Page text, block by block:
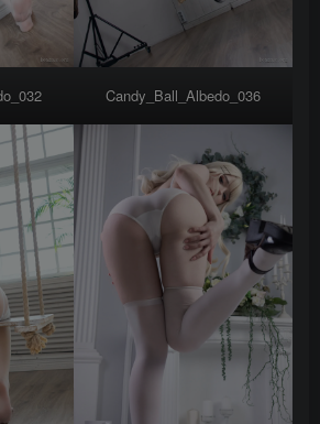
Candy_Ball_Albedo_036